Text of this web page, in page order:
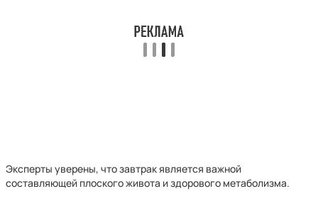
Эксперты уверены, что завтрак является важной
составляющей плоского живота и здорового метаболизма.